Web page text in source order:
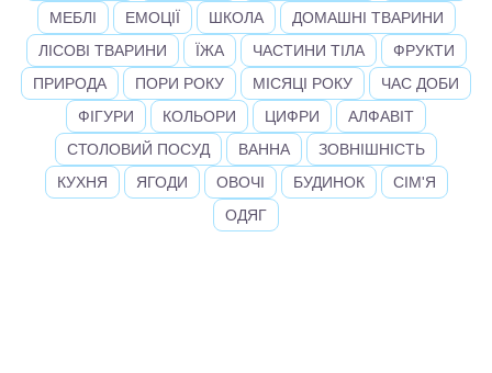
МЕБЛІ
ЕМОЦІЇ ШКОЛА
ДОМАШНІ ТВАРИНИ
ЛІСОВІ ТВАРИНИ
ЇЖА ЧАСТИНИ ТІЛА
ФРУКТИ
ПРИРОДА
ПОРИ РОКУ МІСЯЦІ РОКУ
ЧАС ДОБИ
ФІГУРИ
КОЛЬОРИ ЦИФРИ
АЛФАВІТ
СТОЛОВИЙ ПОСУД
ВАННА
ЗОВНІШНІСТЬ
КУХНЯ
ЯГОДИ ОВОЧІ БУДИНОК
СІМ'Я
ОДЯГ